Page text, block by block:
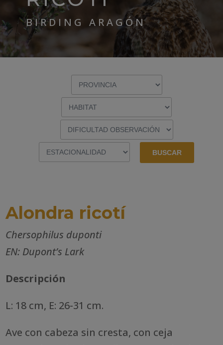
BIRDING ARAGÓN
Alondra ricotí
Chersophilus duponti
EN: Dupont’s Lark
Descripción
L: 18 cm, E: 26-31 cm.
Ave con cabeza sin cresta, con ceja